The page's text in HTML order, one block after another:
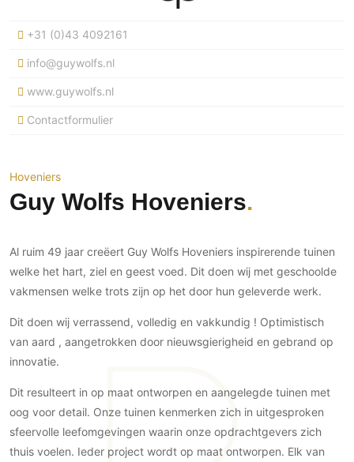
Bedden
Meubels
Glas
Interieurbouw
Keuken
Keukens
Keukenapparatuur
Keukenbladen
Keukenaccessoires
Keukenkranen
Ramen en deuren
Binnendeuren
Buitendeuren
Vouwwanden
Garagedeuren
Zonwering
Buitenshutters
Overig
Autolift
3D visualisaties
Gevelbekleding
Houten gevelbekleding
Stucwerk
Schilderwerk buiten
Tuinverlichting
Omheining
Hekwerken en poorten
Tuin wellness
Buitenvloeren
Houten buitenvloeren
Natuursteen en keramiek
Vlonders
Zonwering
Zonwering buiten
Serre/Veranda
Slaapkamer
Wellness
Wijnkelder
Woonkamer
Bijgebouw / Poolhouse
Terrasoverkapping
Villa
Zwembad
Zakelijk
Horeca
Kantoor
+31 (0)43 4092161
info@guywolfs.nl
www.guywolfs.nl
Contactformulier
Hoveniers
Guy Wolfs Hoveniers
Al ruim 49 jaar creëert Guy Wolfs Hoveniers inspirerende tuinen
welke het hart, ziel en geest voed. Dit doen wij met geschoolde
vakmensen welke trots zijn op het door hun geleverde werk.
Dit doen wij verrassend, volledig en vakkundig ! Optimistisch
van aard , aangetrokken door nieuwsgierigheid en gebrand op
innovatie.
Dit resulteert in op maat ontworpen en aangelegde tuinen met
oog voor detail. Onze tuinen kenmerken zich in uitgesproken
sfeervolle leefomgevingen waarin onze opdrachtgevers zich
thuis voelen. Ieder project wordt op maat ontworpen. Elk van